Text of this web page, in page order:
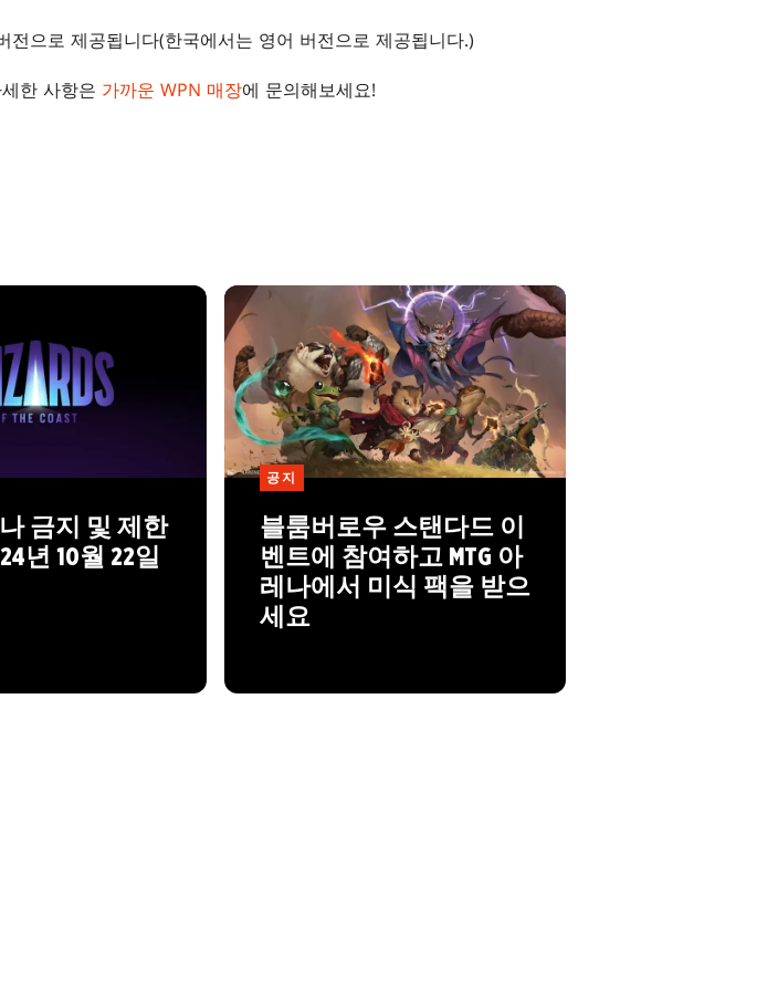
으로 제공됩니다(한국에서는 영어 버전으로 제공됩니다.)
한 사항은 가까운 WPN 매장에 문의해보세요!
나 금지 및 제한
년 10월 22일
공지
블룸버로우 스탠다드 이
벤트에 참여하고 MTG 아
레나에서 미식 팩을 받으
세요